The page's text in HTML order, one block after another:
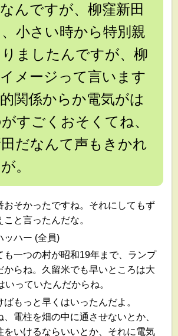
んですが、柳窪新田
小さい時から特別親
ましたんですが、柳
メージって言います
関係からか電気がは
すごくおそくてね、
だなんて声もきかれ
。
おそかったですね。それにしてもず
こと言ったんだな。
ッハー (全員)
も一つの村が昭和19年まで、ランプ
からね。久留米でも早いところは大
いっていたんだからね。
ばもっと早くはいったんだよ。
、電柱を畑の中に通させないとか、
をいけるならいいとか、それに電気